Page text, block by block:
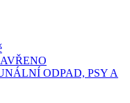
ODPAD, PSY A